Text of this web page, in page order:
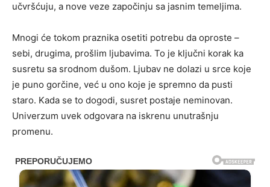
učvršćuju, a nove veze započinju sa jasnim temeljima.
Mnogi će tokom praznika osetiti potrebu da oproste –
sebi, drugima, prošlim ljubavima. To je ključni korak ka
susretu sa srodnom dušom. Ljubav ne dolazi u srce koje
je puno gorčine, već u ono koje je spremno da pusti
staro. Kada se to dogodi, susret postaje neminovan.
Univerzum uvek odgovara na iskrenu unutrašnju
promenu.